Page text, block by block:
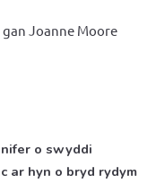
gan Joanne Moore
o swyddi
ar hyn o bryd rydym